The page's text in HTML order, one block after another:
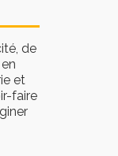
de
et
faire